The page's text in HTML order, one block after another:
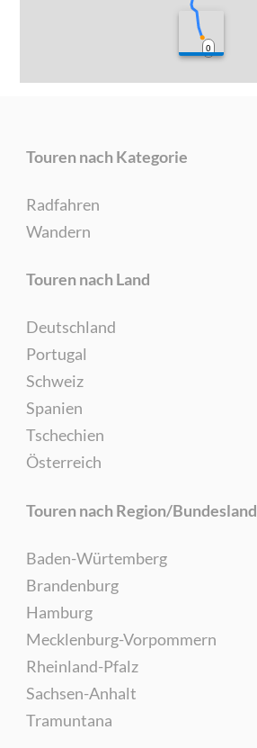
0
Touren nach Kategorie
Radfahren
Wandern
Touren nach Land
Deutschland
Portugal
Schweiz
Spanien
Tschechien
Österreich
Touren nach Region/Bundesland
Baden-Würtemberg
Brandenburg
Hamburg
Mecklenburg-Vorpommern
Rheinland-Pfalz
Sachsen-Anhalt
Tramuntana